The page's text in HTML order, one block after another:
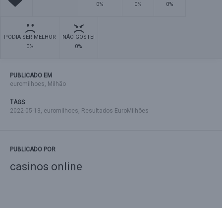
0%
0%
0%
PODIA SER MELHOR
0%
NÃO GOSTEI
0%
PUBLICADO EM
euromilhoes, Milhão
TAGS
2022-05-13, euromilhoes, Resultados EuroMilhões
PUBLICADO POR
casinos online